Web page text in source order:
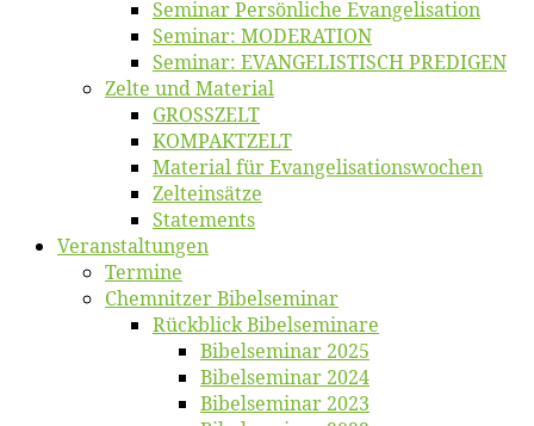
Se­mi­nar Per­sön­li­che Evangelisation
Se­mi­nar: MODERATION
Se­mi­nar: EVANGELISTISCH PREDIGEN
Zel­te und Material
GROSSZELT
KOMPAKTZELT
Ma­te­ri­al für Evangelisationswochen
Zelt­ein­sät­ze
State­ments
Ver­an­stal­tun­gen
Ter­mi­ne
Chemnit­zer Bibelseminar
Rück­blick Bibelseminare
Bi­bel­se­mi­nar 2025
Bi­bel­se­mi­nar 2024
Bi­bel­se­mi­nar 2023